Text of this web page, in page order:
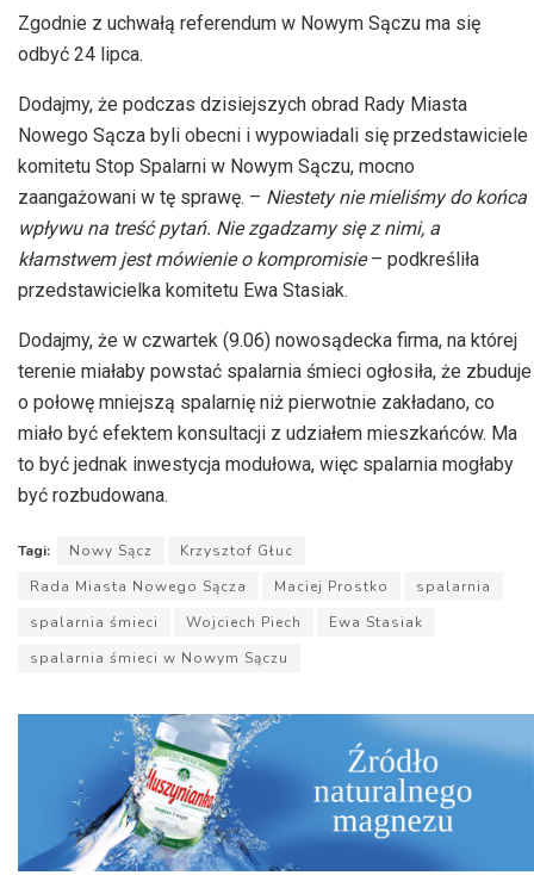
Zgodnie z uchwałą referendum w Nowym Sączu ma się
odbyć 24 lipca.
Dodajmy, że podczas dzisiejszych obrad Rady Miasta
Nowego Sącza byli obecni i wypowiadali się przedstawiciele
komitetu Stop Spalarni w Nowym Sączu, mocno
zaangażowani w tę sprawę. – Niestety nie mieliśmy do końca
wpływu na treść pytań. Nie zgadzamy się z nimi, a
kłamstwem jest mówienie o kompromisie– podkreśliła
przedstawicielka komitetu Ewa Stasiak.
Dodajmy, że w czwartek (9.06) nowosądecka firma, na której
terenie miałaby powstać spalarnia śmieci ogłosiła, że zbuduje
o połowę mniejszą spalarnię niż pierwotnie zakładano, co
miało być efektem konsultacji z udziałem mieszkańców. Ma
to być jednak inwestycja modułowa, więc spalarnia mogłaby
być rozbudowana.
Tagi: Nowy Sącz
Krzysztof Głuc
Rada Miasta Nowego Sącza
Maciej Prostko
spalarnia
spalarnia śmieci
Wojciech Piech
Ewa Stasiak
spalarnia śmieci w Nowym Sączu